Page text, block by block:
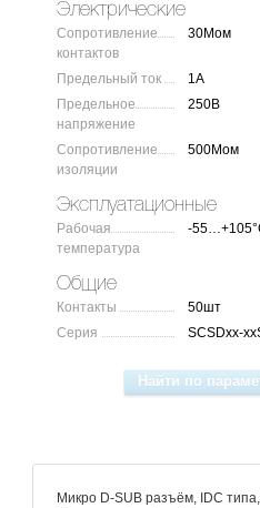
Электрические
Сопротивление
контактов
30Мом
Предельный ток
1А
Предельное
напряжение
250В
Сопротивление
изоляции
500Мом
Эксплуатационные
Рабочая
температура
-
Общие
Контакты
50шт
Серия
SCSDxx-
Микро D-SUB разъём, IDC типа,